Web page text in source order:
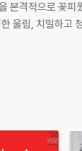
본격적으로 꽃
울림, 치밀하고